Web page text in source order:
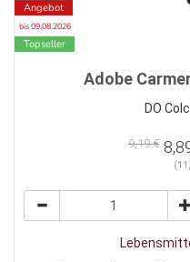
Angebot
bis 09.08.2026
Topseller
Adobe
DO
9,19 €